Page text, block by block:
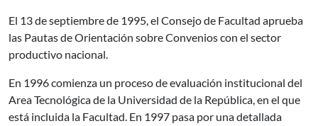
El 13 de septiembre de 1995, el Consejo de Facultad aprueba
las Pautas de Orientación sobre Convenios con el sector
productivo nacional.
En 1996 comienza un proceso de evaluación institucional del
Area Tecnológica de la Universidad de la República, en el que
está incluida la Facultad. En 1997 pasa por una detallada